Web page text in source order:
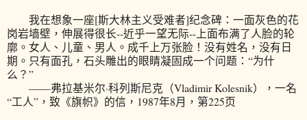
我在想象一座[斯大林主义受难者]纪念碑：一面灰色的花
岗岩墙壁，伸展得很长--近乎一望无际--上面布满了人脸的轮
廓。女人、儿童、男人。成千上万张脸！没有姓名，没有日
期。只有面孔，石头雕出的眼睛凝固成一个问题：“为什
么？”
——弗拉基米尔·科列斯尼克（Vladimir Kolesnik），一名
“工人”，致《旗帜》的信，1987年8月，第225页